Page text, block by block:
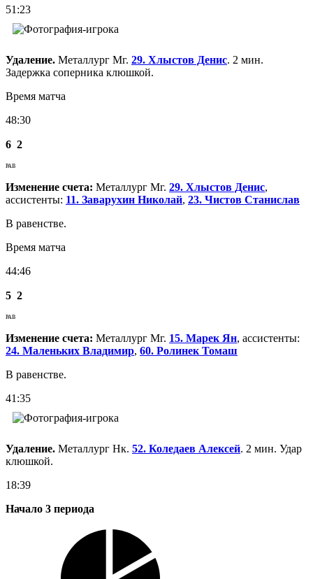
51:23
Удаление. Металлург Мг. 29. Хлыстов Денис. 2 мин.
Задержка соперника клюшкой.
Время матча
48:30
6 2
РАВ
Изменение счета: Металлург Мг. 29. Хлыстов Денис,
ассистенты: 11. Заварухин Николай, 23. Чистов Станислав
В равенстве.
Время матча
44:46
5 2
РАВ
Изменение счета: Металлург Мг. 15. Марек Ян, ассистенты:
24. Маленьких Владимир, 60. Ролинек Томаш
В равенстве.
41:35
Удаление. Металлург Нк. 52. Коледаев Алексей. 2 мин. Удар
клюшкой.
18:39
Начало 3 периода